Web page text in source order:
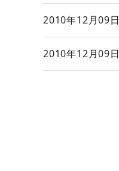
2010年12月09日
2010年12月09日